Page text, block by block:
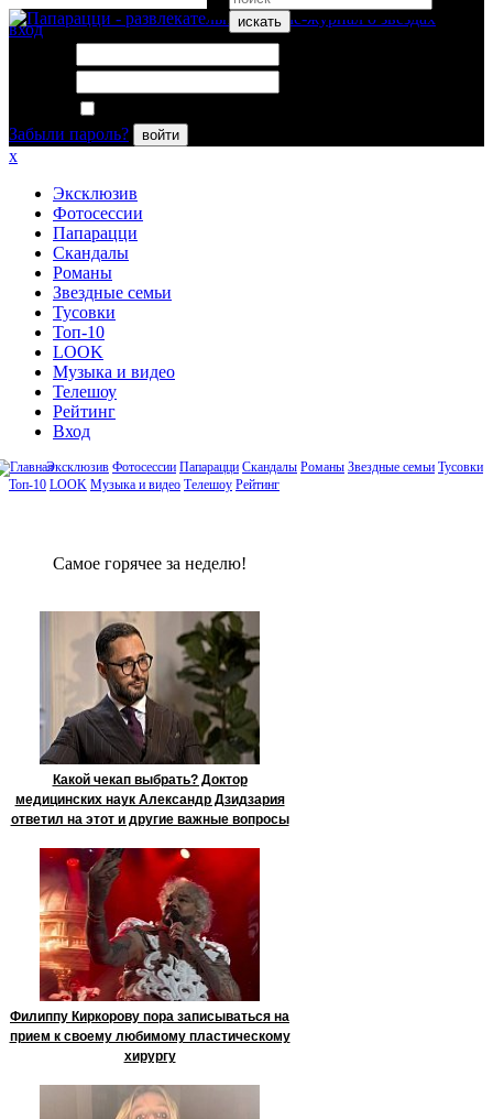
искать
вход
Забыли пароль?
войти
x
Эксклюзив
Фотосессии
Папарацци
Скандалы
Романы
Звездные семьи
Тусовки
Топ-10
LOOK
Музыка и видео
Телешоу
Рейтинг
Вход
Эксклюзив Фотосессии Папарацци Скандалы Романы Звездные семьи Тусовки
Топ-10 LOOK Музыка и видео Телешоу Рейтинг
Сaмое гoрячее за неделю!
Какой чекап выбрать? Доктор
медицинских наук Александр Дзидзария
ответил на этот и другие важные вопросы
Филиппу Киркорову пора записываться на
прием к своему любимому пластическому
хирургу